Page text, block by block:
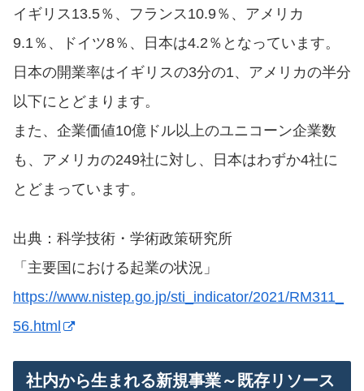
イギリス13.5％、フランス10.9％、アメリカ
9.1％、ドイツ8％、日本は4.2％となっています。
日本の開業率はイギリスの3分の1、アメリカの半分
以下にとどまります。
また、企業価値10億ドル以上のユニコーン企業数
も、アメリカの249社に対し、日本はわずか4社に
とどまっています。
出典：科学技術・学術政策研究所
「主要国における起業の状況」
https://www.nistep.go.jp/sti_indicator/2021/RM311_
56.html
社内から生まれる新規事業～既存リソース